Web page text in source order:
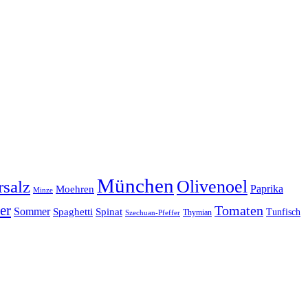
Minze Moehren München Olivenoel Paprika
Sommer Spaghetti Spinat Szechuan-Pfeffer Thymian Tomaten Tunfisch